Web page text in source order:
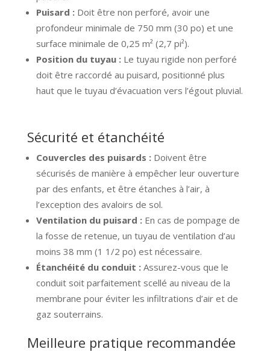
Puisard :Doit être non perforé, avoir une
profondeur minimale de 750 mm (30 po) et une
surface minimale de 0,25 m² (2,7 pi²).
Position du tuyau :Le tuyau rigide non perforé
doit être raccordé au puisard, positionné plus
haut que le tuyau d’évacuation vers l’égout pluvial.
Sécurité et étanchéité
Couvercles des puisards :Doivent être
sécurisés de manière à empêcher leur ouverture
par des enfants, et être étanches à l’air, à
l’exception des avaloirs de sol.
Ventilation du puisard :En cas de pompage de
la fosse de retenue, un tuyau de ventilation d’au
moins 38 mm (1 1/2 po) est nécessaire.
Étanchéité du conduit :Assurez-vous que le
conduit soit parfaitement scellé au niveau de la
membrane pour éviter les infiltrations d’air et de
gaz souterrains.
Meilleure pratique recommandée